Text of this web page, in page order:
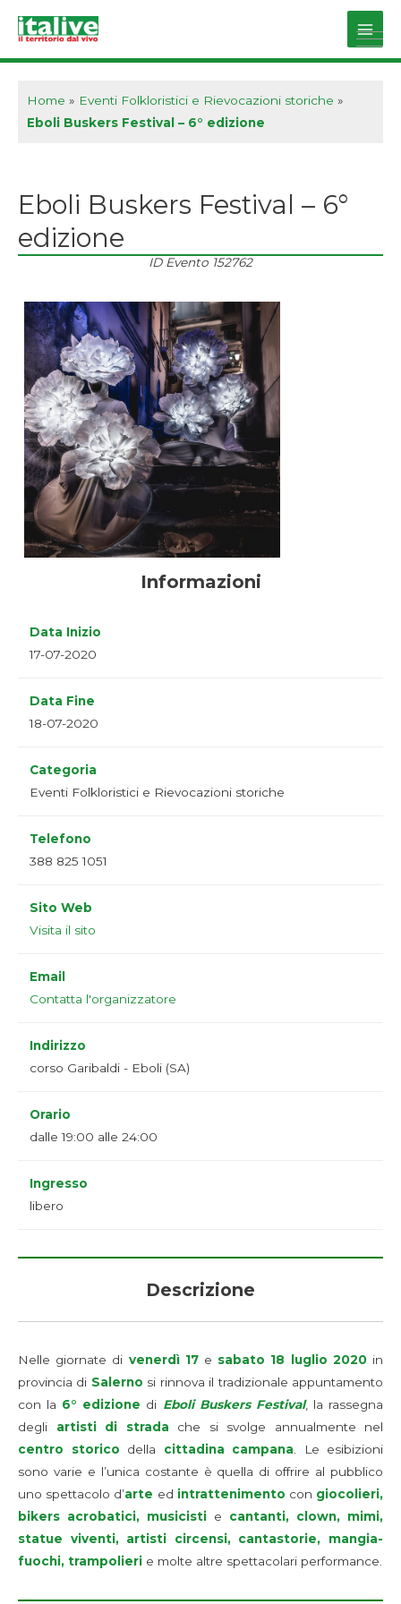
Main
Home » Eventi Folkloristici e Rievocazioni storiche »
Eboli Buskers Festival – 6° edizione
Eboli Buskers Festival – 6°
edizione
ID Evento 152762
Informazioni
Data Inizio
17-07-2020
Data Fine
18-07-2020
Categoria
Eventi Folkloristici e Rievocazioni storiche
Telefono
388 825 1051
Sito Web
Visita il sito
Email
Contatta l'organizzatore
Indirizzo
corso Garibaldi - Eboli (SA)
Orario
dalle 19:00 alle 24:00
Ingresso
libero
Descrizione
Nelle giornate di venerdì 17e sabato 18 luglio 2020in
provincia di Salerno si rinnova il tradizionale appuntamento
con la 6° edizione di Eboli Buskers Festival, la rassegna
degli artisti di strada che si svolge annualmente nel
centro storico della cittadina campana. Le esibizioni
sono varie e l’unica costante è quella di offrire al pubblico
uno spettacolo d’arte ed intrattenimento con giocolieri,
bikers acrobatici, musicisti e cantanti, clown, mimi,
statue viventi, artisti circensi, cantastorie, mangia-
fuochi, trampolieri e molte altre spettacolari performance.